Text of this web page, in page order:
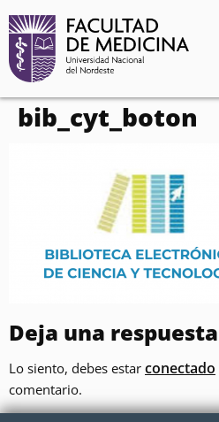
contenido
bib_cyt_boton
Deja una respuesta
Lo siento, debes estar conectado
comentario.